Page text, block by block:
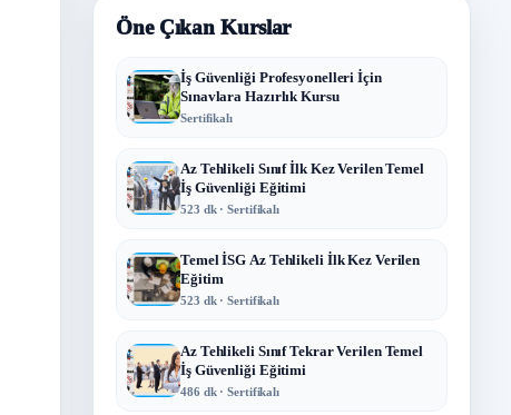
Öne Çıkan Kurslar
İş Güvenliği Profesyonelleri İçin
Sınavlara Hazırlık Kursu
Sertifikalı
Az Tehlikeli Sınıf İlk Kez Verilen Temel
İş Güvenliği Eğitimi
523 dk · Sertifikalı
Temel İSG Az Tehlikeli İlk Kez Verilen
Eğitim
523 dk · Sertifikalı
Az Tehlikeli Sınıf Tekrar Verilen Temel
İş Güvenliği Eğitimi
486 dk · Sertifikalı